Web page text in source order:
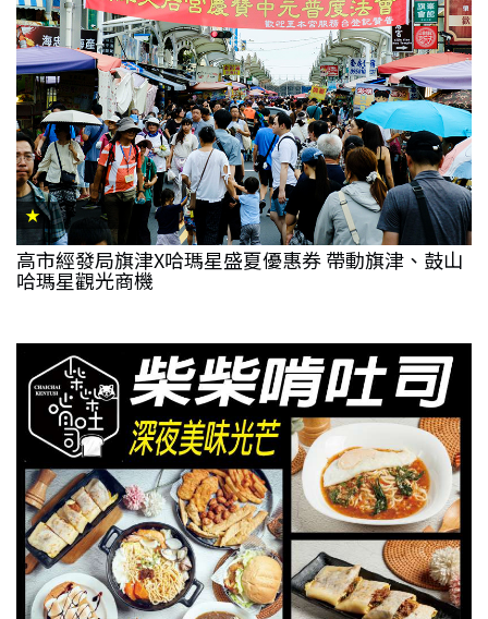
★
高市經發局旗津X哈瑪星盛夏優惠券 帶動旗津、鼓山
哈瑪星觀光商機